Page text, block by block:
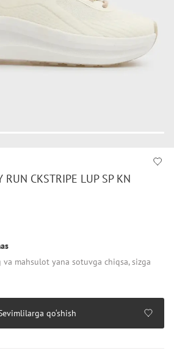
CKSTRIPE LUP SP KN
mahsulot yana sotuvga chiqsa, sizga
qo‘shish